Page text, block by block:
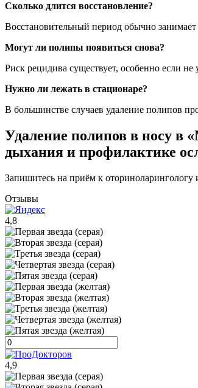
Сколько длится восстановление?
Восстановительный период обычно
Могут ли полипы появиться снова?
Риск рецидива существует, особенно если
Нужно ли лежать в стационаре?
В большинстве случаев удаление полипов
Удаление полипов в носу в
дыхания и профилактике
Запишитесь на приём к
Отзывы
4,8
4,9